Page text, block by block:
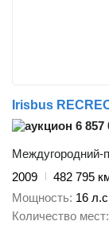
Irisbus
6 857
Междугородний-
2009
482 795
Мощность 16
Количество мест